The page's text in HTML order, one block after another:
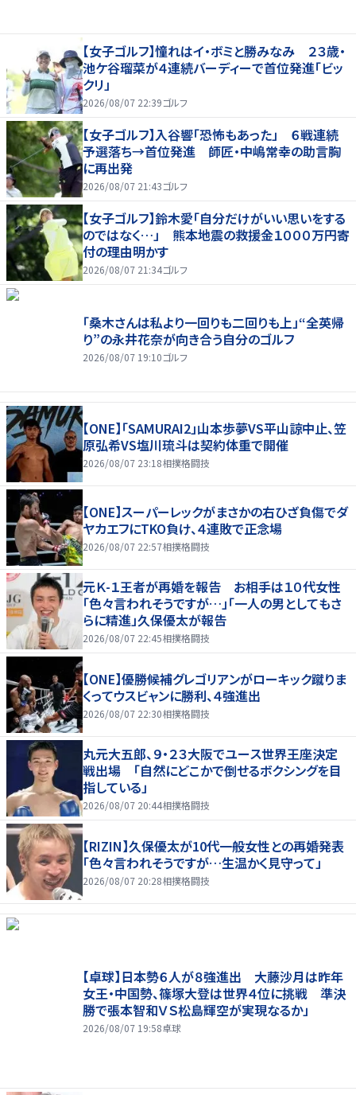
【女子ゴルフ】憧れはイ・ボミと勝みなみ ２３歳・
池ケ谷瑠菜が４連続バーディーで首位発進「ビッ
クリ」
2026/08/07 22:39ゴルフ
【女子ゴルフ】入谷響「恐怖もあった」 ６戦連続
予選落ち→首位発進 師匠・中嶋常幸の助言胸
に再出発
2026/08/07 21:43ゴルフ
【女子ゴルフ】鈴木愛「自分だけがいい思いをする
のではなく…」 熊本地震の救援金１０００万円寄
付の理由明かす
2026/08/07 21:34ゴルフ
「桑木さんは私より一回りも二回りも上」“全英帰
り”の永井花奈が向き合う自分のゴルフ
2026/08/07 19:10ゴルフ
【ONE】「SAMURAI2」山本歩夢VS平山諒中止、笠
原弘希VS塩川琉斗は契約体重で開催
2026/08/07 23:18相撲格闘技
【ONE】スーパーレックがまさかの右ひざ負傷でダ
ヤカエフにTKO負け、４連敗で正念場
2026/08/07 22:57相撲格闘技
元Ｋ-１王者が再婚を報告 お相手は１０代女性
「色々言われそうですが…」「一人の男としてもさ
らに精進」久保優太が報告
2026/08/07 22:45相撲格闘技
【ONE】優勝候補グレゴリアンがローキック蹴りま
くってウスビャンに勝利、４強進出
2026/08/07 22:30相撲格闘技
丸元大五郎、９・２３大阪でユース世界王座決定
戦出場 「自然にどこかで倒せるボクシングを目
指している」
2026/08/07 20:44相撲格闘技
【RIZIN】久保優太が10代一般女性との再婚発表
「色々言われそうですが…生温かく見守って」
2026/08/07 20:28相撲格闘技
【卓球】日本勢６人が８強進出 大藤沙月は昨年
女王・中国勢、篠塚大登は世界４位に挑戦 準決
勝で張本智和ＶＳ松島輝空が実現なるか」
2026/08/07 19:58卓球